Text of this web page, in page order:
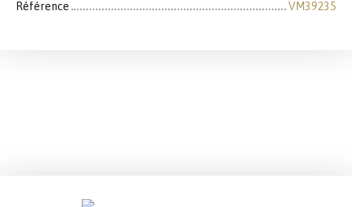
Référence VM39235